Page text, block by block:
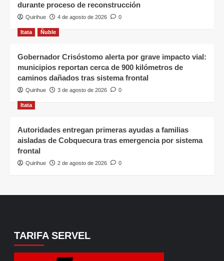
durante proceso de reconstrucción
Quirihue 4 de agosto de 2026 0
Itata Ñuble
Gobernador Crisóstomo alerta por grave impacto vial:
municipios reportan cerca de 900 kilómetros de
caminos dañados tras sistema frontal
Quirihue 3 de agosto de 2026 0
Itata
Autoridades entregan primeras ayudas a familias
aisladas de Cobquecura tras emergencia por sistema
frontal
Quirihue 2 de agosto de 2026 0
TARIFA SERVEL